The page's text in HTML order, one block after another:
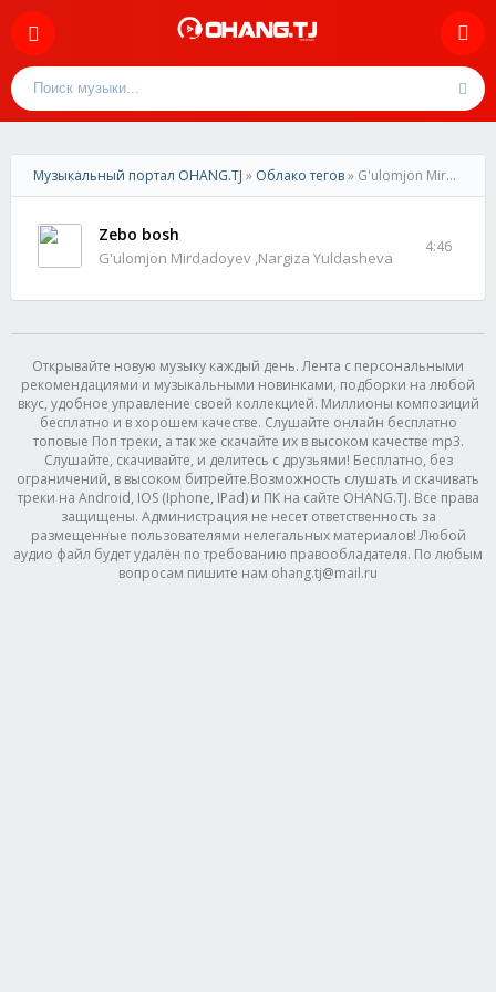
Музыкальный портал OHANG.TJ » Облако тегов» G'ulomjon Mirdadoyev
Zebo bosh
G'ulomjon Mirdadoyev ,Nargiza Yuldasheva
4:46
Открывайте новую музыку каждый день. Лента с персональными
рекомендациями и музыкальными новинками, подборки на любой
вкус, удобное управление своей коллекцией. Миллионы композиций
бесплатно и в хорошем качестве. Слушайте онлайн бесплатно
топовые Поп треки, а так же скачайте их в высоком качестве mp3.
Слушайте, скачивайте, и делитесь с друзьями! Бесплатно, без
ограничений, в высоком битрейте.Возможность слушать и скачивать
треки на Android, IOS (Iphone, IPad) и ПК на сайте OHANG.TJ. Все права
защищены. Администрация не несет ответственность за
размещенные пользователями нелегальных материалов! Любой
аудио файл будет удалён по требованию правообладателя. По любым
вопросам пишите нам ohang.tj@mail.ru